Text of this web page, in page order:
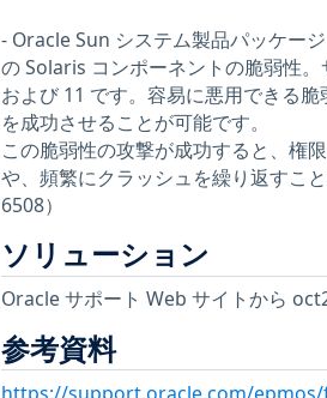
- Oracle Sun システム製品パッケー
の Solaris コンポーネントの脆弱性
および 11 です。容易に悪用できる
を成功させることが可能です。
この脆弱性の攻撃が成功すると、権
や、頻繁にクラッシュを繰り返すこ
6508）
ソリューション
Oracle サポート Web サイトから
参考資料